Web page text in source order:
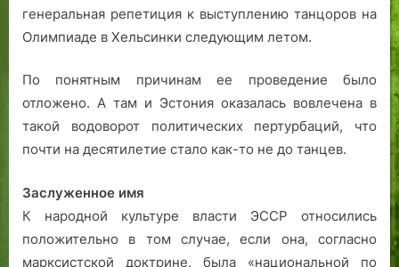
генеральная репетиция к выступлению танцоров на
Олимпиаде в Хельсинки следующим летом.
По понятным причинам ее проведение было
отложено. А там и Эстония оказалась вовлечена в
такой водоворот политических пертурбаций, что
почти на десятилетие стало как-то не до танцев.
Заслуженное имя
К народной культуре власти ЭССР относились
положительно в том случае, если она, согласно
марксистской доктрине, была «национальной по